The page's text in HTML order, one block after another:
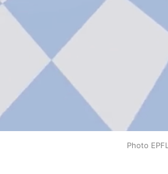
Photo EPFL